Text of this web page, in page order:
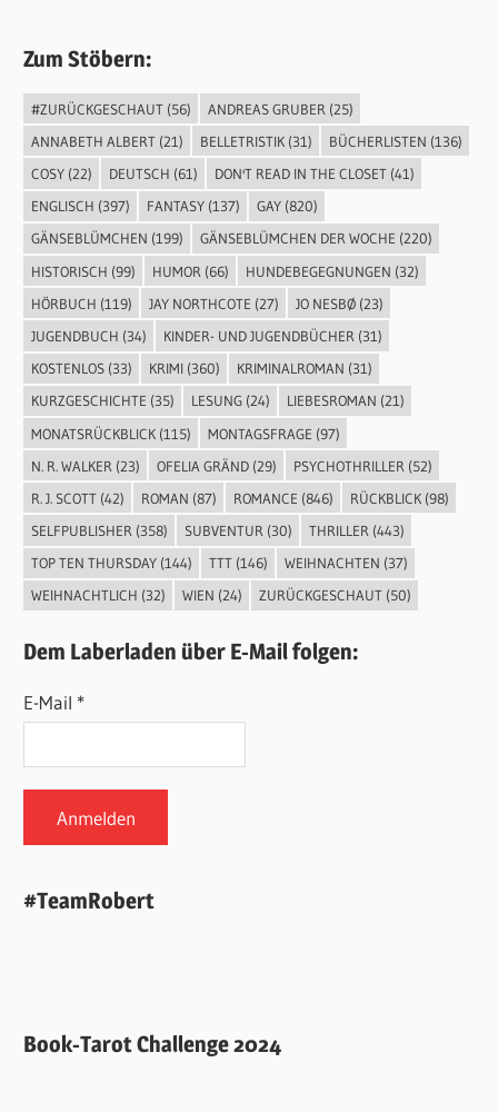
Zum Stöbern:
#ZURÜCKGESCHAUT(56) ANDREAS GRUBER (25)
ANNABETH ALBERT(21) BELLETRISTIK(31) BÜCHERLISTEN (136)
COSY(22) DEUTSCH (61) DON'T READ IN THE CLOSET(41)
ENGLISCH (397) FANTASY(137) GAY(820)
GÄNSEBLÜMCHEN (199) GÄNSEBLÜMCHEN DER WOCHE (220)
HISTORISCH (99) HUMOR (66) HUNDEBEGEGNUNGEN (32)
HÖRBUCH (119) JAY NORTHCOTE (27) JO NESBØ(23)
JUGENDBUCH (34) KINDER- UND JUGENDBÜCHER (31)
KOSTENLOS(33) KRIMI(360) KRIMINALROMAN (31)
KURZGESCHICHTE (35) LESUNG(24) LIEBESROMAN (21)
MONATSRÜCKBLICK(115) MONTAGSFRAGE (97)
N. R. WALKER (23) OFELIA GRÄND(29) PSYCHOTHRILLER (52)
R. J. SCOTT(42) ROMAN (87) ROMANCE (846) RÜCKBLICK(98)
SELFPUBLISHER (358) SUBVENTUR (30) THRILLER (443)
TOP TEN THURSDAY(144) TTT(146) WEIHNACHTEN (37)
WEIHNACHTLICH (32) WIEN (24) ZURÜCKGESCHAUT(50)
Dem Laberladen über E-Mail folgen:
E-Mail *
#TeamRobert
Book-Tarot Challenge 2024